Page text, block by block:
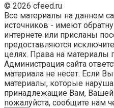
© 2026 cfeed.ru
Все материалы на данном
источников - имеют
интернете или присланы
предоставляются
целях. Права на материалы
Администрация сайта
материала не несет. Если
материалы, которые
принадлежащие Вам, Вашей
пожалуйста, сообщите нам